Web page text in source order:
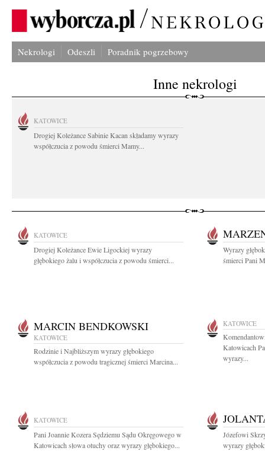
Nekrologi Odeszli Poradnik pogrzebowy
Inne nekrologi
KATOWICE
Drogiej Koleżance Sabinie Kacan składamy wyrazy
współczucia z powodu śmierci Mamy...
KATOWICE
Drogiej Koleżance Ewie Ligockiej wyrazy
głębokiego żalu i współczucia z powodu śmierci...
Wyrazy
śmierci Pani
MARCIN BENDKOWSKI
KATOWICE
Rodzinie i Najbliższym wyrazy głębokiego
współczucia z powodu tragicznej śmierci Marcina...
KATOWICE
Katowicach
wyrazy...
KATOWICE
Pani Joannie Kozera Sędziemu Sądu Okręgowego w
Katowicach słowa otuchy oraz wyrazy głębokiego...
Józefowi
wyrazy